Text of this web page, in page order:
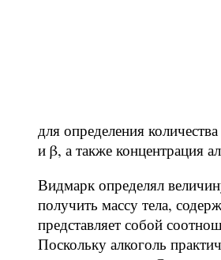
для определения
и β, а также концентрация
Видмарк определял
получить массу тела,
представляет собой
Поскольку алкоголь